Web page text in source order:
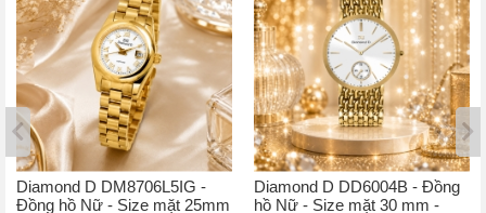
Diamond D DM8706L5IG -
Đồng hồ Nữ - Size mặt 25mm
Diamond D DD6004B - Đồng
hồ Nữ - Size mặt 30 mm -